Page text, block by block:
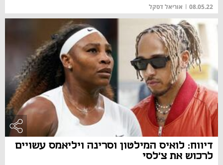
08.05.22
| אוריאל דסקל
דיווח: לואיס המילטון וסרינה ויליאמס עשויים
לרכוש את צ'לסי